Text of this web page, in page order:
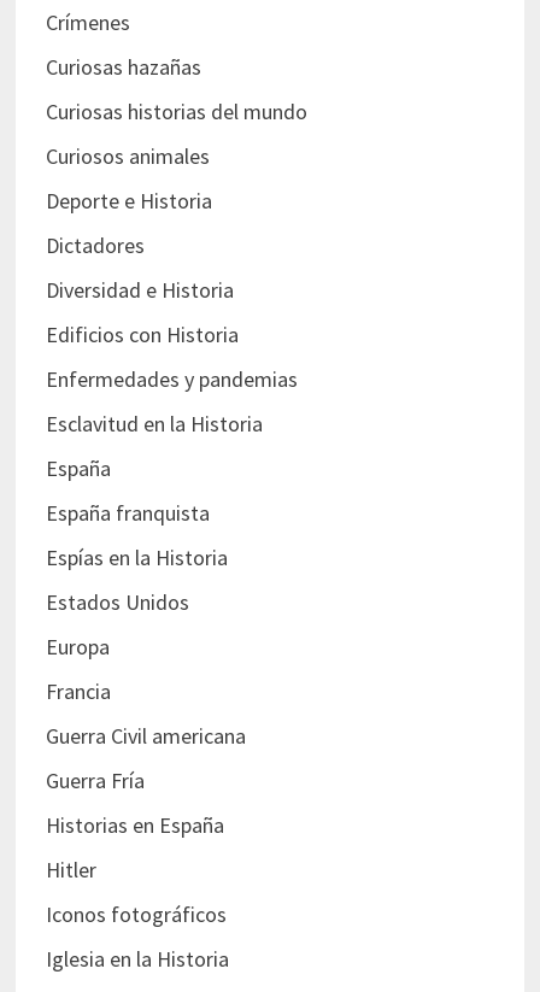
Crímenes
Curiosas hazañas
Curiosas historias del mundo
Curiosos animales
Deporte e Historia
Dictadores
Diversidad e Historia
Edificios con Historia
Enfermedades y pandemias
Esclavitud en la Historia
España
España franquista
Espías en la Historia
Estados Unidos
Europa
Francia
Guerra Civil americana
Guerra Fría
Historias en España
Hitler
Iconos fotográficos
Iglesia en la Historia